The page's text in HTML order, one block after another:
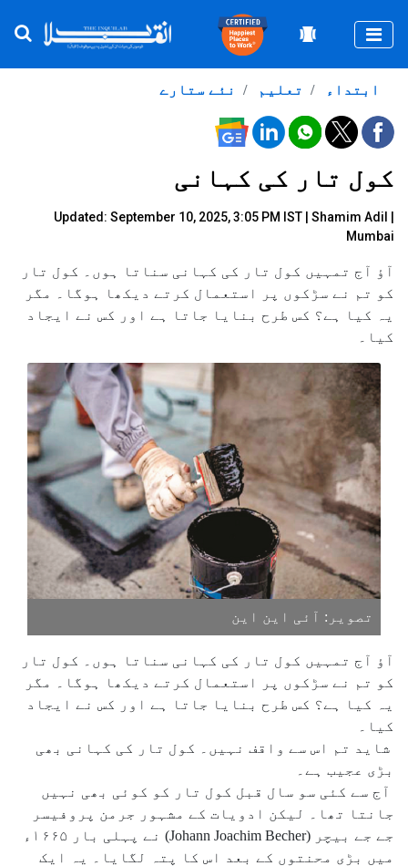
نئے ستارے تعلیم ابتداء
کول تار کی کہانی
Updated: September 10, 2025, 3:05 PM IST | Shamim Adil
Mumbai
آؤ آج تمہیں کول تار کی کہانی سناتا ہوں۔ کول تار
کو تم نے سڑکوں پر استعمال کرتے دیکھا ہوگا۔ مگر
یہ کیا ہے؟ کس طرح بنایا جاتا ہے اور کس نے ایجاد
کیا۔
تصویر: آئی این این
آؤ آج تمہیں کول تار کی کہانی سناتا ہوں۔ کول تار
کو تم نے سڑکوں پر استعمال کرتے دیکھا ہوگا۔ مگر
یہ کیا ہے؟ کس طرح بنایا جاتا ہے اور کس نے ایجاد
کیا۔
شاید تم اس سے واقف نہیں۔ کول تار کی کہانی بھی
بڑی عجیب ہے۔
آج سے کئی سو سال قبل کول تار کو کوئی بھی نہیں
جانتا تھا۔ لیکن ادویات کے مشہور جرمن پروفیسر
جے جے بیچر (Johann Joachim Becher) نے پہلی بار ۱۶۶۵ء
میں بڑی محنتوں کے بعد اس کا پتہ لگایا۔ یہ ایک